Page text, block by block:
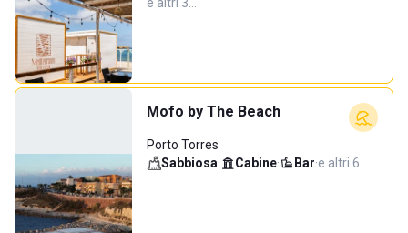
Mofo by The Beach
Porto Torres
Sabbiosa· Cabine· Bar·e altri 6…